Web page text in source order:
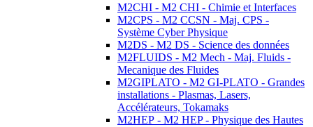
M2CHI - M2 CHI - Chimie et Interfaces
M2CPS - M2 CCSN - Maj. CPS -
Système Cyber Physique
M2DS - M2 DS - Science des données
M2FLUIDS - M2 Mech - Maj. Fluids -
Mecanique des Fluides
M2GIPLATO - M2 GI-PLATO - Grandes
installations - Plasmas, Lasers,
Accélérateurs, Tokamaks
M2HEP - M2 HEP - Physique des Hautes